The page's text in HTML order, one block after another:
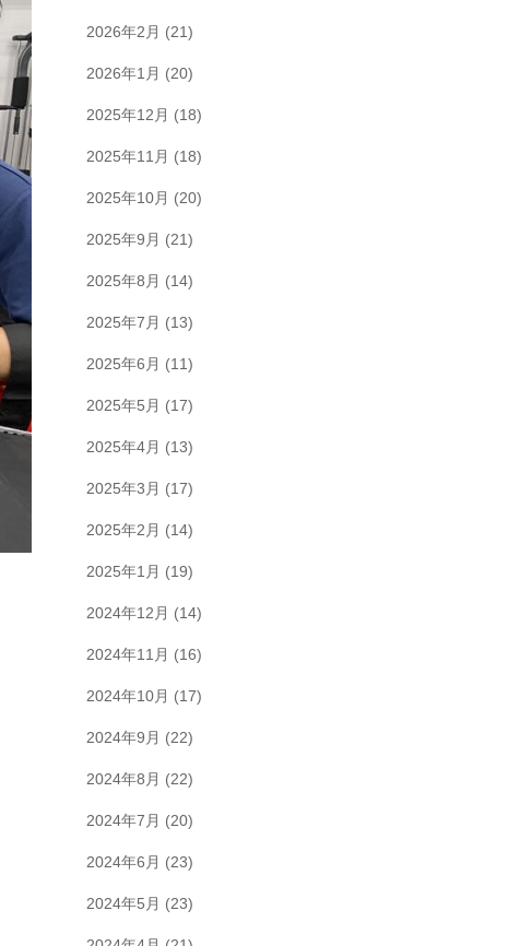
2026年2月 (21)
2026年1月 (20)
2025年12月 (18)
2025年11月 (18)
2025年10月 (20)
2025年9月 (21)
2025年8月 (14)
2025年7月 (13)
2025年6月 (11)
2025年5月 (17)
2025年4月 (13)
2025年3月 (17)
2025年2月 (14)
2025年1月 (19)
2024年12月 (14)
2024年11月 (16)
2024年10月 (17)
2024年9月 (22)
2024年8月 (22)
2024年7月 (20)
2024年6月 (23)
2024年5月 (23)